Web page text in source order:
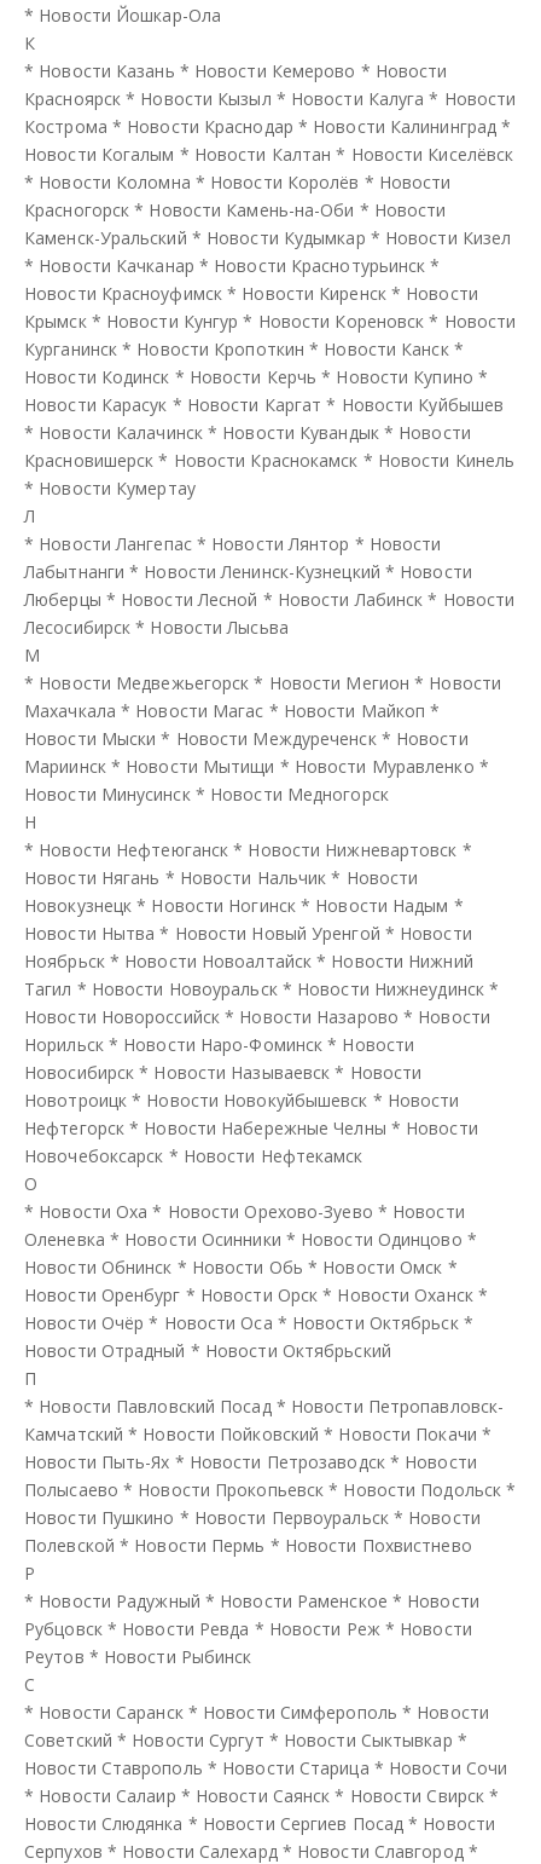
* Новости Йошкар-Ола
К
* Новости Казань * Новости Кемерово * Новости
Красноярск * Новости Кызыл * Новости Калуга * Новости
Кострома * Новости Краснодар * Новости Калининград *
Новости Когалым * Новости Калтан * Новости Киселёвск
* Новости Коломна * Новости Королёв * Новости
Красногорск * Новости Камень-на-Оби * Новости
Каменск-Уральский * Новости Кудымкар * Новости Кизел
* Новости Качканар * Новости Краснотурьинск *
Новости Красноуфимск * Новости Киренск* Новости
Крымск* Новости Кунгур * Новости Кореновск * Новости
Курганинск * Новости Кропоткин * Новости Канск*
Новости Кодинск * Новости Керчь * Новости Купино *
Новости Карасук * Новости Каргат * Новости Куйбышев
* Новости Калачинск* Новости Кувандык* Новости
Красновишерск * Новости Краснокамск * Новости Кинель
* Новости Кумертау
Л
* Новости Лангепас* Новости Лянтор * Новости
Лабытнанги * Новости Ленинск-Кузнецкий * Новости
Люберцы * Новости Лесной * Новости Лабинск * Новости
Лесосибирск * Новости Лысьва
М
* Новости Медвежьегорск * Новости Мегион * Новости
Махачкала * Новости Магас * Новости Майкоп *
Новости Мыски * Новости Междуреченск* Новости
Мариинск* Новости Мытищи * Новости Муравленко *
Новости Минусинск* Новости Медногорск
Н
* Новости Нефтеюганск * Новости Нижневартовск *
Новости Нягань * Новости Нальчик * Новости
Новокузнецк * Новости Ногинск* Новости Надым *
Новости Нытва * Новости Новый Уренгой * Новости
Ноябрьск* Новости Новоалтайск * Новости Нижний
Тагил * Новости Новоуральск* Новости Нижнеудинск*
Новости Новороссийск * Новости Назарово * Новости
Норильск* Новости Наро-Фоминск * Новости
Новосибирск * Новости Называевск * Новости
Новотроицк * Новости Новокуйбышевск * Новости
Нефтегорск * Новости Набережные Челны * Новости
Новочебоксарск * Новости Нефтекамск
О
* Новости Оха * Новости Орехово-Зуево * Новости
Оленевка * Новости Осинники * Новости Одинцово *
Новости Обнинск * Новости Обь * Новости Омск *
Новости Оренбург * Новости Орск * Новости Оханск*
Новости Очёр * Новости Оса * Новости Октябрьск*
Новости Отрадный * Новости Октябрьский
П
* Новости Павловский Посад* Новости Петропавловск-
Камчатский * Новости Пойковский * Новости Покачи *
Новости Пыть-Ях * Новости Петрозаводск* Новости
Полысаево * Новости Прокопьевск * Новости Подольск *
Новости Пушкино * Новости Первоуральск* Новости
Полевской * Новости Пермь * Новости Похвистнево
Р
* Новости Радужный * Новости Раменское * Новости
Рубцовск* Новости Ревда * Новости Реж* Новости
Реутов * Новости Рыбинск
С
* Новости Саранск* Новости Симферополь * Новости
Советский * Новости Сургут * Новости Сыктывкар *
Новости Ставрополь * Новости Старица * Новости Сочи
* Новости Салаир * Новости Саянск * Новости Свирск *
Новости Слюдянка * Новости Сергиев Посад * Новости
Серпухов * Новости Салехард* Новости Славгород*